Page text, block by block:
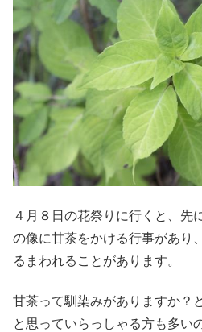
４月８日の花祭りに行くと、先
の像に甘茶をかける行事があり
るまわれることがあります。
甘茶って馴染みがありますか？
と思っていらっしゃる方も多い